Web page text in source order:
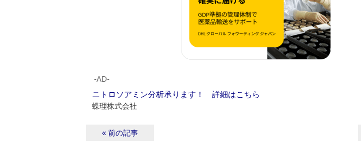
‐AD‐
ニトロソアミン分析承ります！ 詳細はこちら
蝶理株式会社
« 前の記事